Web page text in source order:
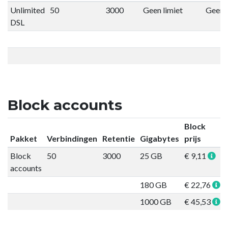
Unlimited
DSL
50 3000 Geen limiet Geen
Block accounts
Pakket Verbindingen Retentie Gigabytes
Block
prijs
Block
accounts
50 3000 25 GB € 9,11
180 GB € 22,76
1000 GB
€ 45,53